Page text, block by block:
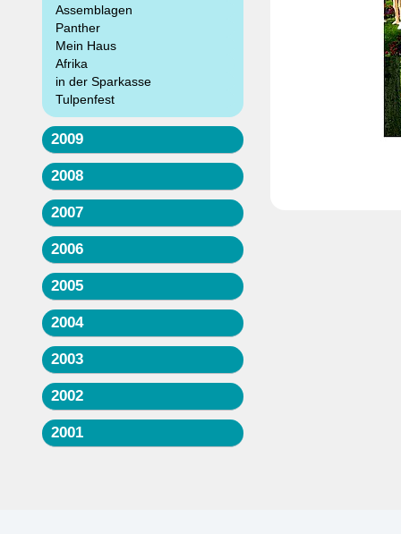
Assemblagen
Panther
Mein Haus
Afrika
in der Sparkasse
Tulpenfest
2009
2008
2007
2006
2005
2004
2003
2002
2001